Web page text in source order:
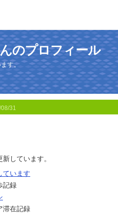
のプロフィール
す。
31
しています。
ています
記録
滞在記録